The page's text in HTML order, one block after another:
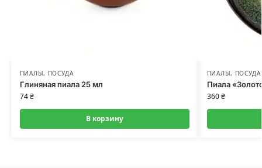
ПИАЛЫ, ПОСУДА
Глиняная пиала 25 мл
74₴
В корзину
ПИАЛЫ, ПОСУДА
Пиала
360₴